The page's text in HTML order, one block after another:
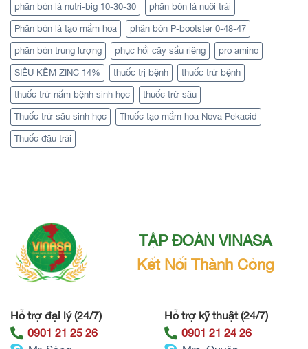
phân bón lá nutri-big 10-30-30 phân bón lá nuôi trái
Phân bón lá tạo mầm hoa phân bón P-bootster 0-48-47
phân bón trung lượng phục hồi cây sầu riêng pro amino
SIÊU KẼM ZINC 14% thuốc trị bệnh thuốc trừ bệnh
thuốc trừ nấm bệnh sinh học thuốc trừ sâu
Thuốc trừ sâu sinh học Thuốc tạo mầm hoa Nova Pekacid
Thuốc đậu trái
TẬP ĐOÀN VINASA
Kết Nối Thành Công
Hỗ trợ đại lý (24/7)
0901 21 25 26
Hỗ trợ kỹ thuật (24/7)
0901 21 24 26